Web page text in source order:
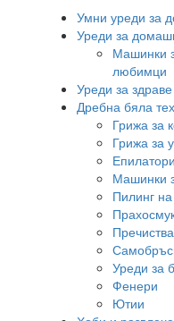
Умни уреди за
Уреди за
Машинки
любимци
Уреди за
Дребна бяла
Грижа за
Грижа за
Епилатори
Машинки
Пилинг
Уреди за
Фенери
Ютии